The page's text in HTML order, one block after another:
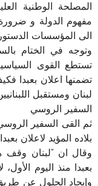
المصلحة الوطنية
مفهوم الدولة و ضرورة
الى المؤسسات
وتوجه في الختام
تستطع القوى
تضمنها اعلان بعبدا
لبنان ومستقبل
السفير الروسي
ثم القى السفير
بلاده المؤيد لاعلان
وقال ان “لبنان وقف
بعبدا منذ اليوم
وإيجاد الحلول عن